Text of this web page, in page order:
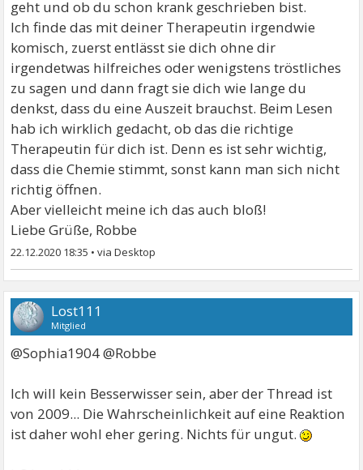
geht und ob du schon krank geschrieben bist.
Ich finde das mit deiner Therapeutin irgendwie
komisch, zuerst entlässt sie dich ohne dir
irgendetwas hilfreiches oder wenigstens tröstliches
zu sagen und dann fragt sie dich wie lange du
denkst, dass du eine Auszeit brauchst. Beim Lesen
hab ich wirklich gedacht, ob das die richtige
Therapeutin für dich ist. Denn es ist sehr wichtig,
dass die Chemie stimmt, sonst kann man sich nicht
richtig öffnen.
Aber vielleicht meine ich das auch bloß!
Liebe Grüße, Robbe
22.12.2020 18:35 •
Lost111
Mitglied
@Sophia1904 @Robbe
Ich will kein Besserwisser sein, aber der Thread ist
von 2009... Die Wahrscheinlichkeit auf eine Reaktion
ist daher wohl eher gering. Nichts für ungut.